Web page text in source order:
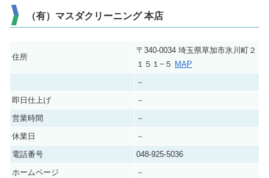
（有）マスダクリーニング 本店
住所
〒340-0034 埼玉県草加市氷川町２
１５１−５ MAP
－
即日仕上げ
－
営業時間
－
休業日
－
電話番号
048-925-5036
ホームページ
－